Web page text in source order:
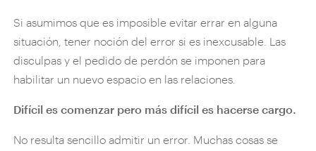
Si asumimos que es imposible evitar errar en alguna
situación, tener noción del error si es inexcusable. Las
disculpas y el pedido de perdón se imponen para
habilitar un nuevo espacio en las relaciones.
Difícil es comenzar pero más difícil es hacerse cargo.
No resulta sencillo admitir un error. Muchas cosas se